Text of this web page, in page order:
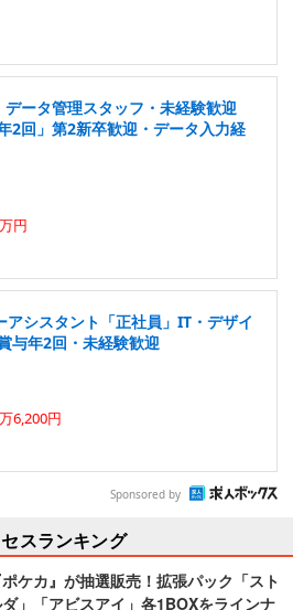
ータ管理スタッフ・未経験歓迎
2回」第2新卒歓迎・データ入力経
円
シスタント「正社員」IT・デザイ
与年2回・未経験歓迎
6,200円
Sponsored by
スランキング
ケカ』が抽選販売！拡張パック「スト
」「アビスアイ」各1BOXをラインナ